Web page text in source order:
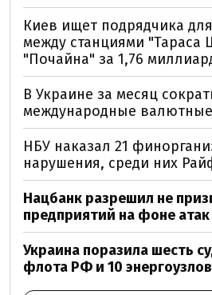
Киев ищет подрядчика
между станциями "Тараса
"Почайна" за 1,76
В Украине за месяц
международные
НБУ наказал 21
нарушения, среди них
Нацбанк разрешил не
предприятий на фоне
Украина поразила шесть
флота РФ и 10 энергоузлов